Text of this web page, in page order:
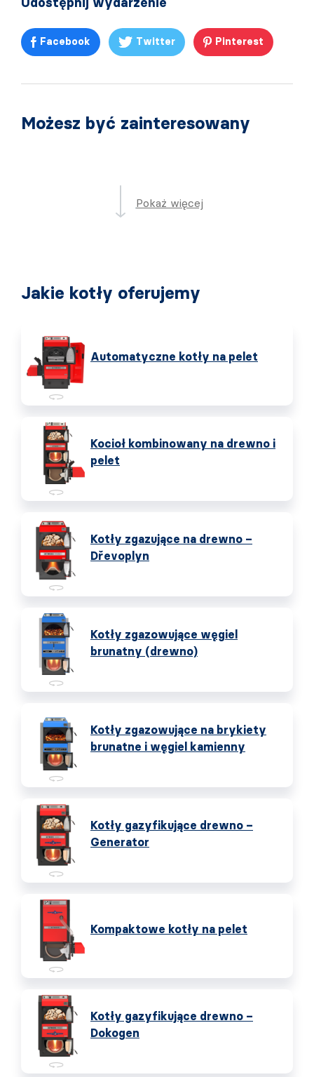
Facebook Twitter Pinterest
Możesz być zainteresowany
Pokaż więcej
Jakie kotły oferujemy
Automatyczne kotły na pelet
Kocioł kombinowany na drewno i
pelet
Kotły zgazujące na drewno –
Dřevoplyn
Kotły zgazowujące węgiel
brunatny (drewno)
Kotły zgazowujące na brykiety
brunatne i węgiel kamienny
Kotły gazyfikujące drewno –
Generator
Kompaktowe kotły na pelet
Kotły gazyfikujące drewno –
Dokogen